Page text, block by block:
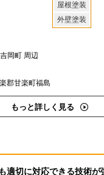
屋根塗装
外壁塗装
岡町 周辺
郡甘楽町福島
もっと詳しく見る
適切に対応できる技術が